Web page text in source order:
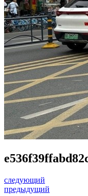
следующий
предыдущий